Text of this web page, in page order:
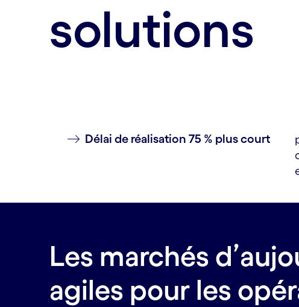
solutions
Délai de réalisation 75 % plus court
Les marchés
agiles pour les